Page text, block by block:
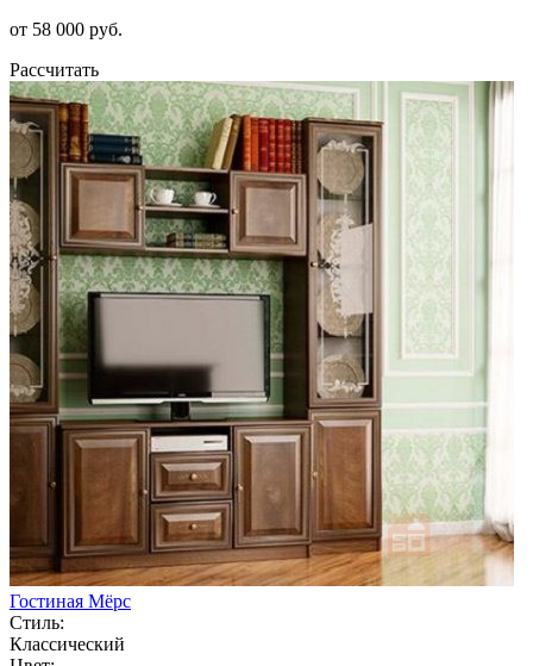
от 58 000 руб.
Рассчитать
Гостиная Мёрс
Стиль:
Классический